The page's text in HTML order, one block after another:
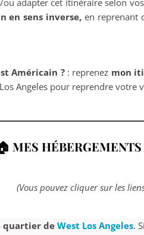
adapter cet itinéraire selon
en sens inverse, en reprenant
Américain ?: reprenez mon
Angeles pour reprendre votre
MES
(Vous pouvez cliquer sur les
quartier de West Los Angeles.